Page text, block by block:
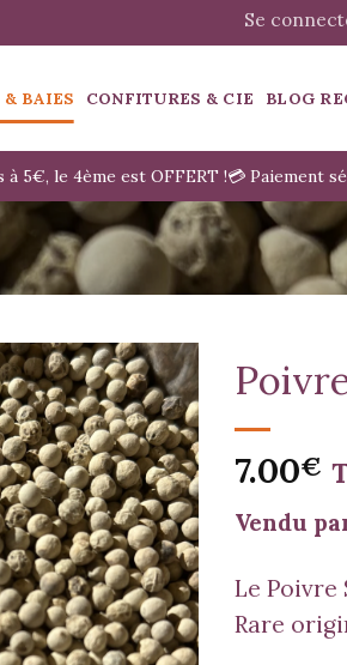
Se
& BAIES CONFITURES & CIE BLOG
5€, le 4ème est OFFERT !💳 Paiement
7.00€
Vendu
Le Poivre
Rare